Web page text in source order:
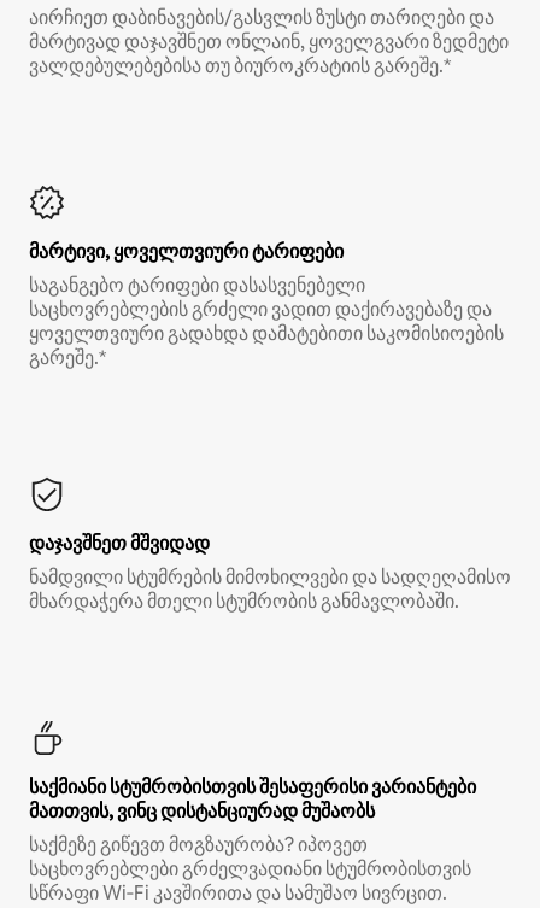
აირჩიეთ დაბინავების/გასვლის ზუსტი თარიღები და
მარტივად დაჯავშნეთ ონლაინ, ყოველგვარი ზედმეტი
ვალდებულებებისა თუ ბიუროკრატიის გარეშე.*
მარტივი, ყოველთვიური ტარიფები
საგანგებო ტარიფები დასასვენებელი
საცხოვრებლების გრძელი ვადით დაქირავებაზე და
ყოველთვიური გადახდა დამატებითი საკომისიოების
გარეშე.*
დაჯავშნეთ მშვიდად
ნამდვილი სტუმრების მიმოხილვები და სადღეღამისო
მხარდაჭერა მთელი სტუმრობის განმავლობაში.
საქმიანი სტუმრობისთვის შესაფერისი ვარიანტები
მათთვის, ვინც დისტანციურად მუშაობს
საქმეზე გიწევთ მოგზაურობა? იპოვეთ
საცხოვრებლები გრძელვადიანი სტუმრობისთვის
სწრაფი Wi‑Fi კავშირითა და სამუშაო სივრცით.